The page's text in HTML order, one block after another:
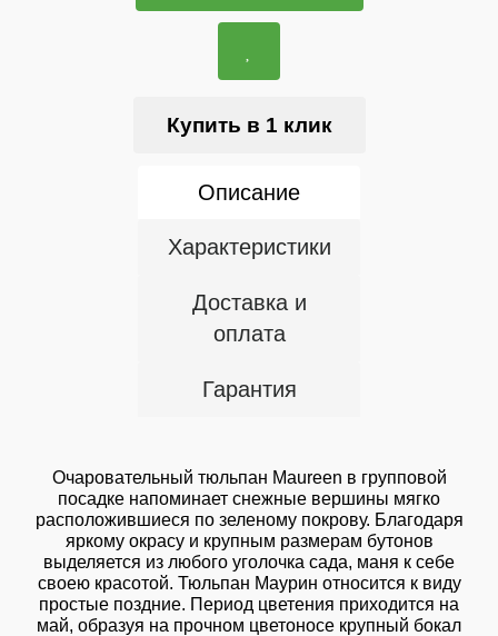
Купить в 1 клик
Описание
Характеристики
Доставка и
оплата
Гарантия
Очаровательный тюльпан Maureen в групповой
посадке напоминает снежные вершины мягко
расположившиеся по зеленому покрову. Благодаря
яркому окрасу и крупным размерам бутонов
выделяется из любого уголочка сада, маня к себе
своею красотой. Тюльпан Маурин относится к виду
простые поздние. Период цветения приходится на
май, образуя на прочном цветоносе крупный бокал